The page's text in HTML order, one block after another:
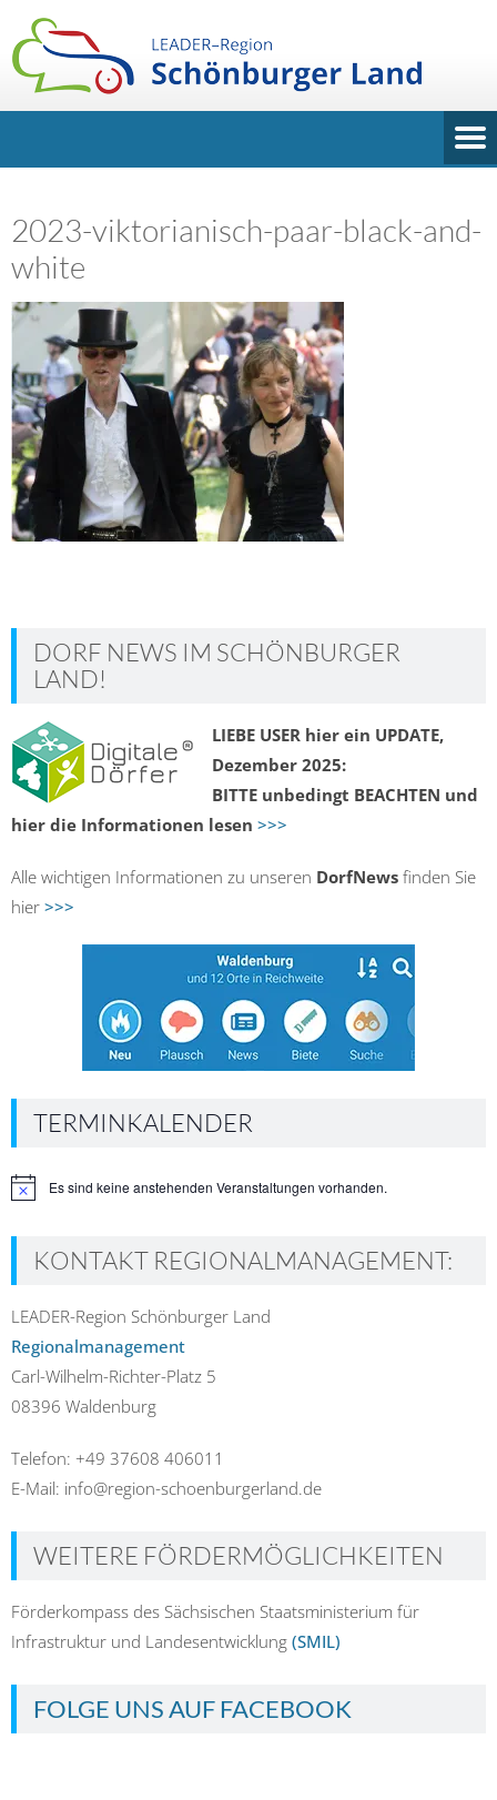
2023-viktorianisch-paar-black-and-
white
DORF NEWS IM SCHÖNBURGER
LAND!
LIEBE USER hier ein UPDATE,
Dezember 2025:
BITTE unbedingt BEACHTEN und
hier die Informationen lesen >>>
Alle wichtigen Informationen zu unseren DorfNews finden Sie
hier >>>
TERMINKALENDER
HinweisEs sind keine anstehenden Veranstaltungen vorhanden.
KONTAKT REGIONALMANAGEMENT:
LEADER-Region Schönburger Land
Regionalmanagement
Carl-Wilhelm-Richter-Platz 5
08396 Waldenburg
Telefon: +49 37608 406011
E-Mail: info@region-schoenburgerland.de
WEITERE FÖRDERMÖGLICHKEITEN
Förderkompass des Sächsischen Staatsministerium für
Infrastruktur und Landesentwicklung (SMIL)
FOLGE UNS AUF FACEBOOK